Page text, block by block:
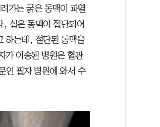
가는 굵은 동맥이 파열
, 실은 동맥이 절단되어
하는데, 절단된 동맥을
가 이송된 병원은 혈관
인 필자 병원에 와서 수